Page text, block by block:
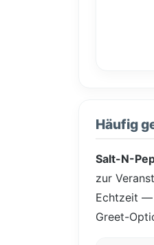
Häufig
Salt-N-
zur
Echtzeit —
Greet-